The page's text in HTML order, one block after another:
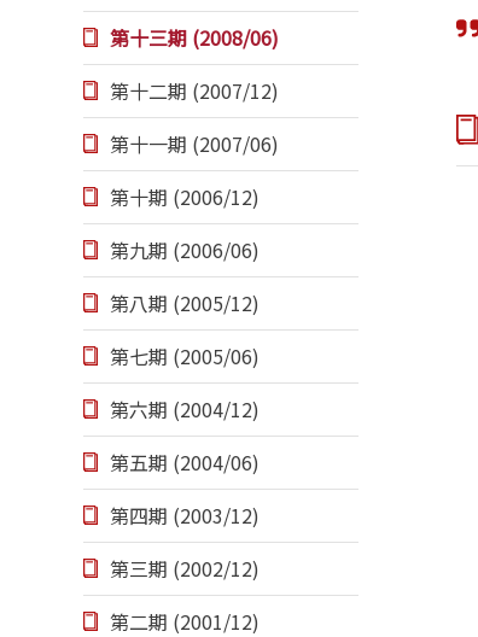
第十三期 (2008/06)
第十二期 (2007/12)
第十一期 (2007/06)
第十期 (2006/12)
第九期 (2006/06)
第八期 (2005/12)
第七期 (2005/06)
第六期 (2004/12)
第五期 (2004/06)
第四期 (2003/12)
第三期 (2002/12)
第二期 (2001/12)